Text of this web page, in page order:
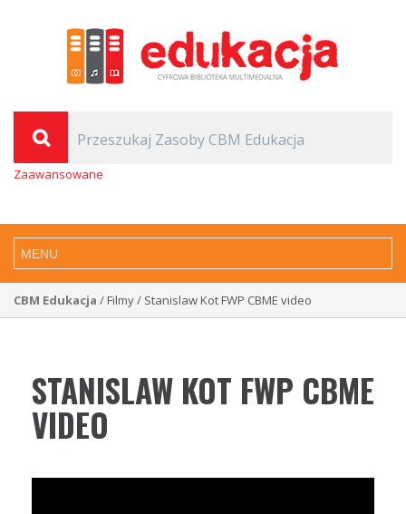
Zaawansowane
CBM Edukacja / Filmy / Stanislaw Kot FWP CBME video
STANISLAW KOT FWP CBME
VIDEO